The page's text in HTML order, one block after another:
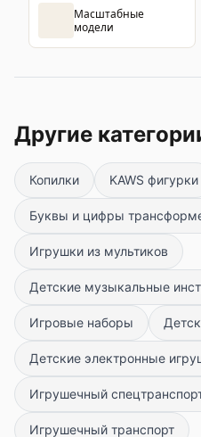
Масштабные
модели
Другие
Копилки KAWS фигурки
Буквы и цифры
Игрушки из мультиков
Детские музыкальные
Игровые наборы
Детские электронные
Игрушечный
Игрушечный транспорт